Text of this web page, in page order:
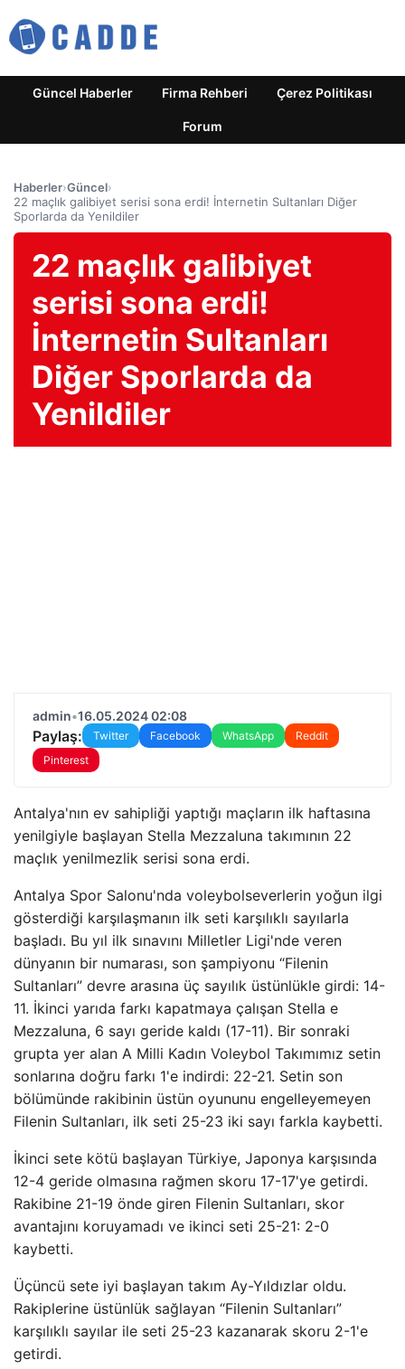
Güncel Haberler Firma Rehberi Çerez Politikası
Forum
Haberler›Güncel›
22 maçlık galibiyet serisi sona erdi! İnternetin Sultanları Diğer
Sporlarda da Yenildiler
22 maçlık galibiyet
serisi sona erdi!
İnternetin Sultanları
Diğer Sporlarda da
Yenildiler
admin•16.05.2024 02:08
Paylaş: Twitter Facebook WhatsApp
Reddit
Pinterest
Antalya'nın ev sahipliği yaptığı maçların ilk haftasına
yenilgiyle başlayan Stella Mezzaluna takımının 22
maçlık yenilmezlik serisi sona erdi.
Antalya Spor Salonu'nda voleybolseverlerin yoğun ilgi
gösterdiği karşılaşmanın ilk seti karşılıklı sayılarla
başladı. Bu yıl ilk sınavını Milletler Ligi'nde veren
dünyanın bir numarası, son şampiyonu “Filenin
Sultanları” devre arasına üç sayılık üstünlükle girdi: 14-
11. İkinci yarıda farkı kapatmaya çalışan Stella e
Mezzaluna, 6 sayı geride kaldı (17-11). Bir sonraki
grupta yer alan A Milli Kadın Voleybol Takımımız setin
sonlarına doğru farkı 1'e indirdi: 22-21. Setin son
bölümünde rakibinin üstün oyununu engelleyemeyen
Filenin Sultanları, ilk seti 25-23 iki sayı farkla kaybetti.
İkinci sete kötü başlayan Türkiye, Japonya karşısında
12-4 geride olmasına rağmen skoru 17-17'ye getirdi.
Rakibine 21-19 önde giren Filenin Sultanları, skor
avantajını koruyamadı ve ikinci seti 25-21: 2-0
kaybetti.
Üçüncü sete iyi başlayan takım Ay-Yıldızlar oldu.
Rakiplerine üstünlük sağlayan “Filenin Sultanları”
karşılıklı sayılar ile seti 25-23 kazanarak skoru 2-1'e
getirdi.